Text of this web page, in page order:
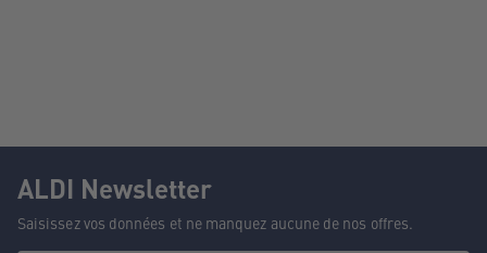
ALDI Newsletter
Saisissez vos données et ne manquez aucune de nos offres.